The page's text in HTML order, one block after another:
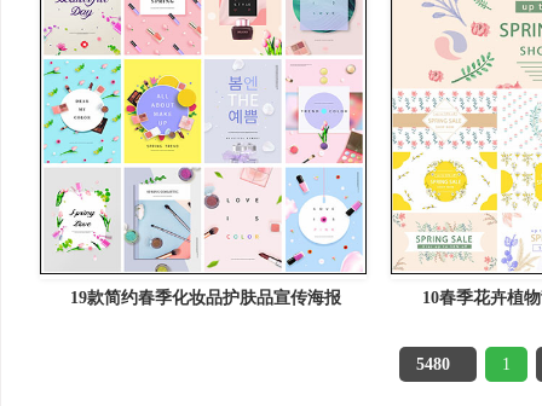
19款简约春季化妆品护肤品宣传海报 10春季花卉植
5480 1